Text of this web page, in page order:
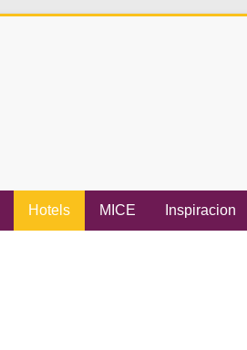
Hotels MICE Inspiracion